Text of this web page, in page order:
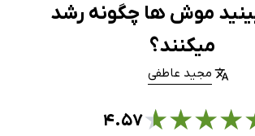
موش ها چگونه رشد
میکنند؟
مجید عاطفی
★
★
★
★۴.۵۷